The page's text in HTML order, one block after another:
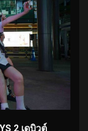
2 เดบิวต์